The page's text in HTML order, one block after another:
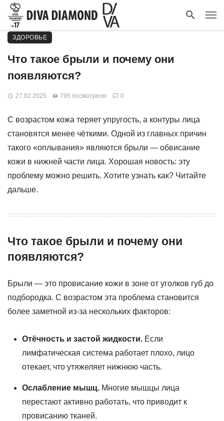
ЗДОРОВЬЕ
Что такое брыли и почему они
появляются?
27.02.2025 795 посмотрели 0
С возрастом кожа теряет упругость, а контуры лица
становятся менее чёткими. Одной из главных причин
такого «оплывания» являются брыли — обвисание
кожи в нижней части лица. Хорошая новость: эту
проблему можно решить. Хотите узнать как? Читайте
дальше.
Что такое брыли и почему они
появляются?
Брыли — это провисание кожи в зоне от уголков губ до
подбородка. С возрастом эта проблема становится
более заметной из-за нескольких факторов:
Отёчность и застой жидкости.Если
лимфатическая система работает плохо, лицо
отекает, что утяжеляет нижнюю часть.
Ослабление мышц.Многие мышцы лица
перестают активно работать, что приводит к
провисанию тканей.